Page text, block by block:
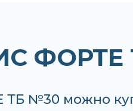
ФОРТЕ
№30 можно